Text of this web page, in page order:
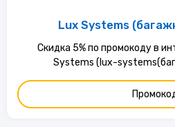
Lux Systems
Скидка 5% по промокоду в интернет-магазине Lux
Systems (lux-